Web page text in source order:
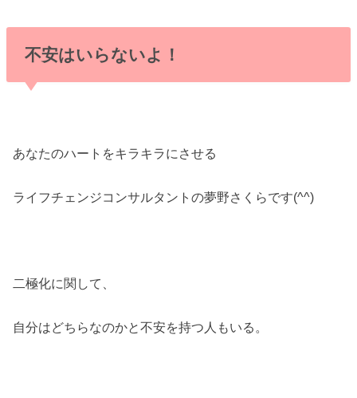
不安はいらないよ！
あなたのハートをキラキラにさせる
ライフチェンジコンサルタントの夢野さくらです(^^)
二極化に関して、
自分はどちらなのかと不安を持つ人もいる。